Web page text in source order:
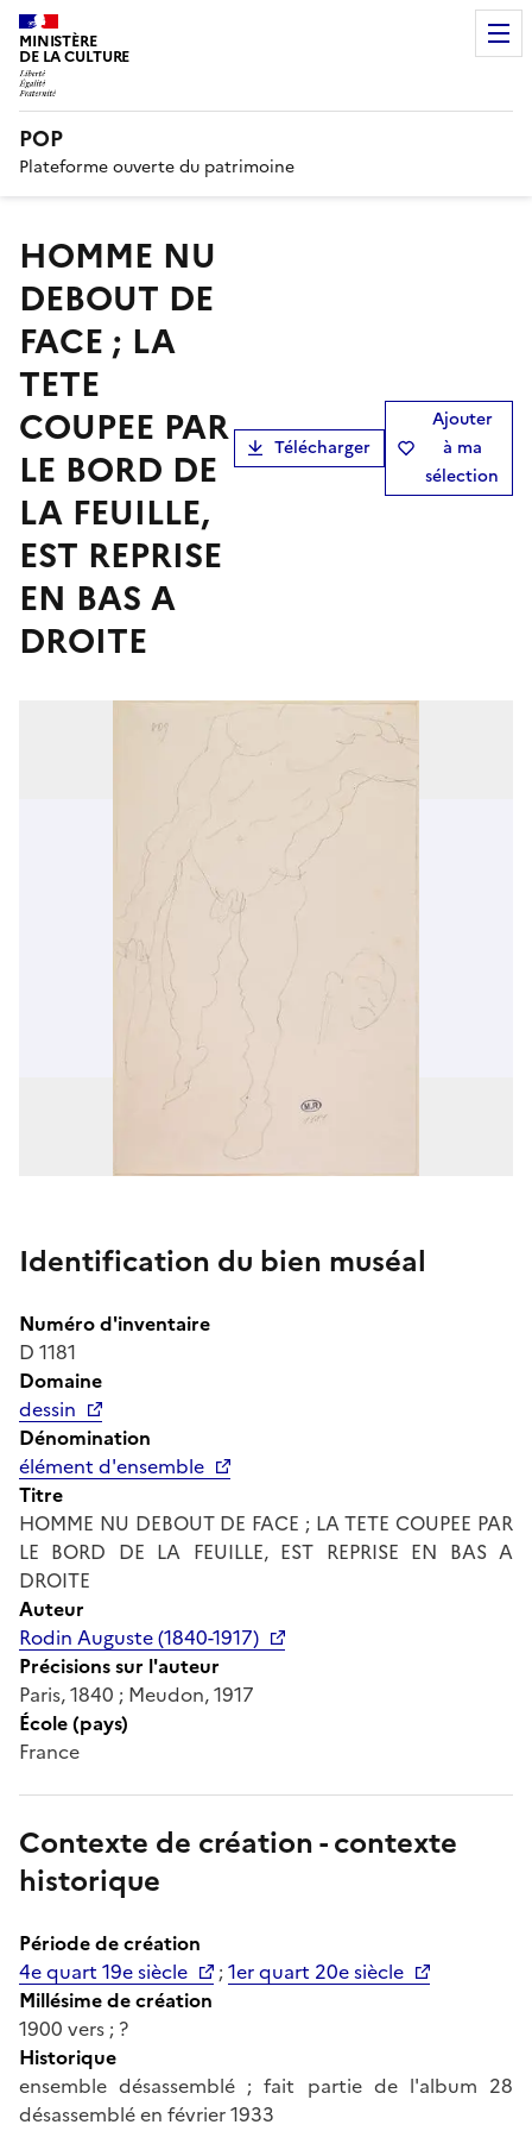
MINISTÈRE
DE LA CULTURE
POP
Plateforme ouverte du patrimoine
HOMME NU
DEBOUT DE
FACE ; LA
TETE
COUPEE PAR
LE BORD DE
LA FEUILLE,
EST REPRISE
EN BAS A
DROITE
Télécharger
Ajouter
à ma
sélection
Identification du bien muséal
Numéro d'inventaire
D 1181
Domaine
dessin
Dénomination
élément d'ensemble
Titre
HOMME NU DEBOUT DE FACE ; LA TETE COUPEE PAR
LE BORD DE LA FEUILLE, EST REPRISE EN BAS A
DROITE
Auteur
Rodin Auguste (1840-1917)
Précisions sur l'auteur
Paris, 1840 ; Meudon, 1917
École (pays)
France
Contexte de création - contexte
historique
Période de création
4e quart 19e siècle
;1er quart 20e siècle
Millésime de création
1900 vers ; ?
Historique
ensemble désassemblé ; fait partie de l'album 28
désassemblé en février 1933